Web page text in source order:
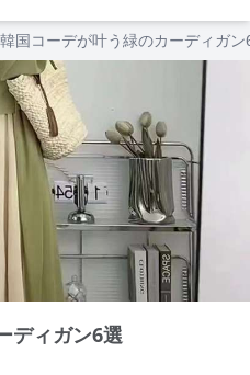
韓国コーデが叶う緑のカーディガン
ディガン6選